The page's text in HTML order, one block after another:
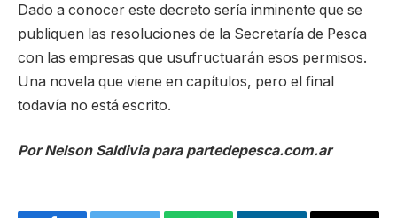
Dado a conocer este decreto sería inminente que se
publiquen las resoluciones de la Secretaría de Pesca
con las empresas que usufructuarán esos permisos.
Una novela que viene en capítulos, pero el final
todavía no está escrito.
Por Nelson Saldivia para partedepesca.com.ar